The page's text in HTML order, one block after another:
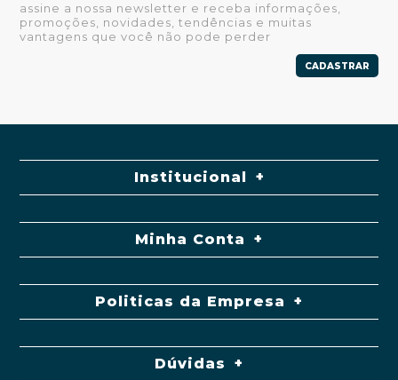
assine a nossa newsletter e receba informações,
promoções, novidades, tendências e muitas
vantagens que você não pode perder
CADASTRAR
Institucional
Minha Conta
Politicas da Empresa
Dúvidas